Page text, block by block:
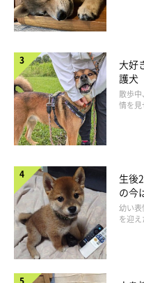
大好
護犬
表情
散歩
情を
生後
の今
りく
幼い
を迎